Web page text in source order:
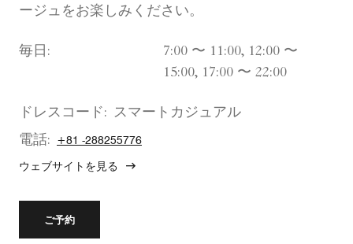
ージュをお楽しみください。
毎日:
7:00 〜 11:00, 12:00 〜
15:00, 17:00 〜 22:00
ドレスコード: スマートカジュアル
電話:
+81 -288255776
ウェブサイトを見る
ご予約